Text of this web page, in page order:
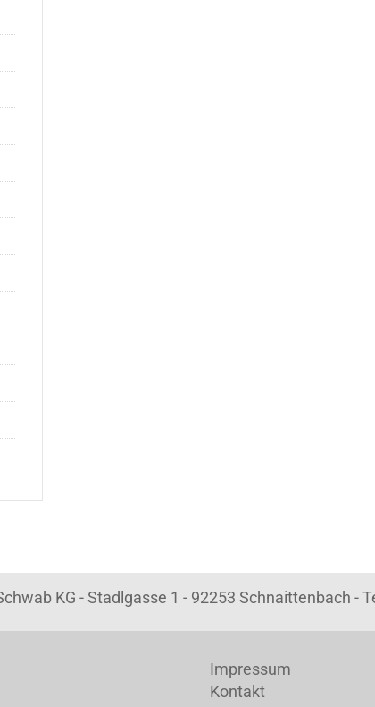
KG - Stadlgasse 1 - 92253 Schnaittenbach -
Impressum
Kontakt